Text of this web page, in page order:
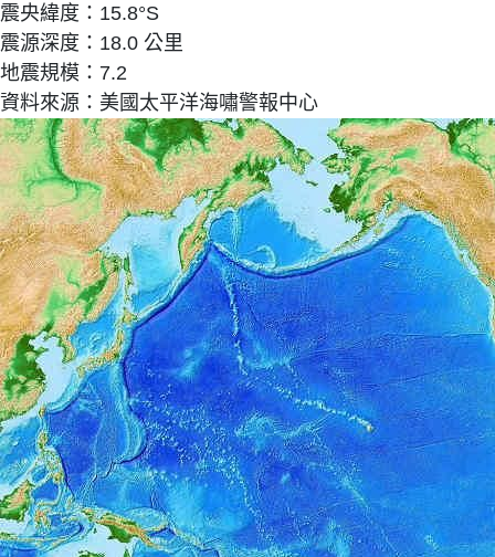
震央緯度：15.8°S
震源深度：18.0 公里
地震規模：7.2
資料來源：美國太平洋海嘯警報中心